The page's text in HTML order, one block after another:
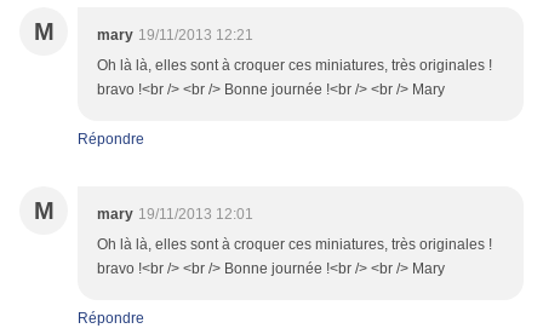
M mary 19/11/2013 12:21
Oh là là, elles sont à croquer ces miniatures, très originales !
bravo !<br /> <br /> Bonne journée !<br /> <br /> Mary
Répondre
M mary 19/11/2013 12:01
Oh là là, elles sont à croquer ces miniatures, très originales !
bravo !<br /> <br /> Bonne journée !<br /> <br /> Mary
Répondre